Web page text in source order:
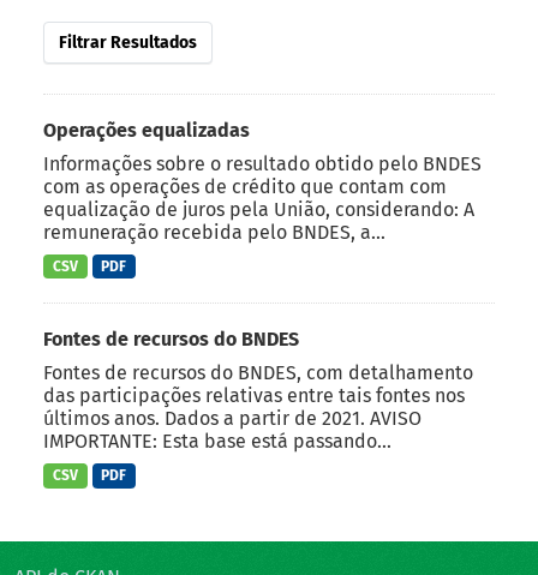
Filtrar Resultados
Operações equalizadas
Informações sobre o resultado obtido pelo BNDES
com as operações de crédito que contam com
equalização de juros pela União, considerando: A
remuneração recebida pelo BNDES, a...
CSV PDF
Fontes de recursos do BNDES
Fontes de recursos do BNDES, com detalhamento
das participações relativas entre tais fontes nos
últimos anos. Dados a partir de 2021. AVISO
IMPORTANTE: Esta base está passando...
CSV PDF